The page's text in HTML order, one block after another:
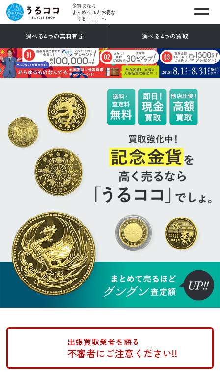
金買取なら
まとめるほどお得な
「うるココ」へ
選べる4つの無料査定 選べる4つの買取
出張買取業者を語る
不審者にご注意ください!!